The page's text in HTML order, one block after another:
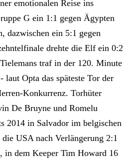
emotionalen Reise ins
G ein 1:1 gegen Ägypten
dazwischen ein 5:1 gegen
drehte die Elf ein 0:2
traf in der 120. Minute
laut Opta das späteste Tor der
Konkurrenz. Torhüter
De Bruyne und Romelu
2014 in Salvador im belgischen
USA nach Verlängerung 2:1
in dem Keeper Tim Howard 16